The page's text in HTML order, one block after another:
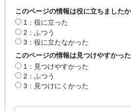
このページの情報は役に立ちましたか
1：役に立った
2：ふつう
3：役に立たなかった
このページの情報は見つけやすかっ
1：見つけやすかった
2：ふつう
3：見つけにくかった